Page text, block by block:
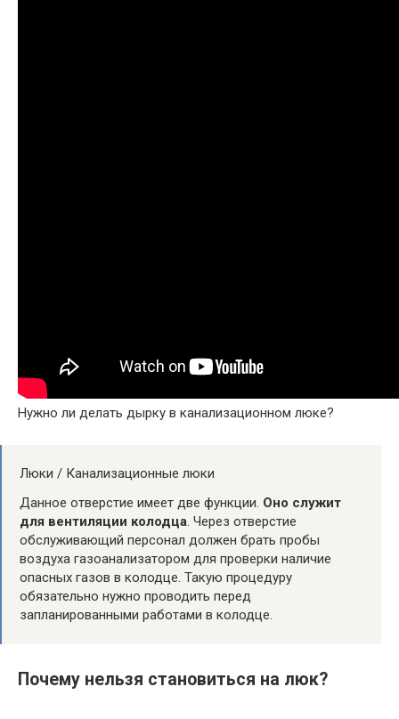
Нужно ли делать дырку в канализационном люке?
Люки / Канализационные люки
Данное отверстие имеет две функции. Оно служит
для вентиляции колодца. Через отверстие
обслуживающий персонал должен брать пробы
воздуха газоанализатором для проверки наличие
опасных газов в колодце. Такую процедуру
обязательно нужно проводить перед
запланированными работами в колодце.
Почему нельзя становиться на люк?